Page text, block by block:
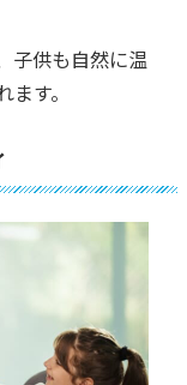
子供も自然に温
す。